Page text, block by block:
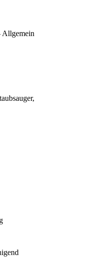
Allgemein